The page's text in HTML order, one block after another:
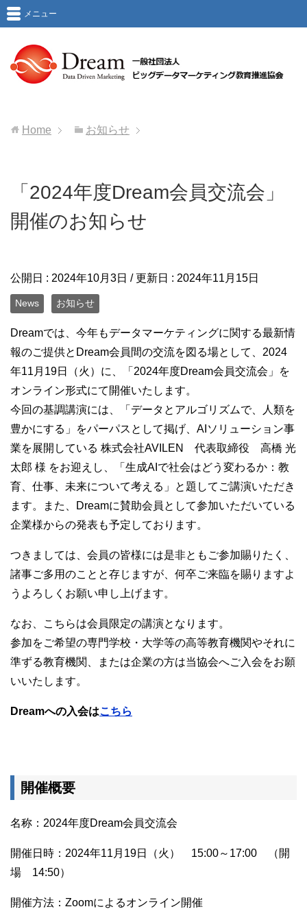
メニュー
Home お知らせ
「2024年度Dream会員交流会」
開催のお知らせ
公開日 : 2024年10月3日 / 更新日 : 2024年11月15日
News お知らせ
Dreamでは、今年もデータマーケティングに関する最新情
報のご提供とDream会員間の交流を図る場として、2024
年11月19日（火）に、「2024年度Dream会員交流会」を
オンライン形式にて開催いたします。
今回の基調講演には、「データとアルゴリズムで、人類を
豊かにする」をパーパスとして掲げ、AIソリューション事
業を展開している 株式会社AVILEN 代表取締役 高橋 光
太郎 様 をお迎えし、「生成AIで社会はどう変わるか：教
育、仕事、未来について考える」と題してご講演いただき
ます。また、Dreamに賛助会員として参加いただいている
企業様からの発表も予定しております。
つきましては、会員の皆様には是非ともご参加賜りたく、
諸事ご多用のことと存じますが、何卒ご来臨を賜りますよ
うよろしくお願い申し上げます。
なお、こちらは会員限定の講演となります。
参加をご希望の専門学校・大学等の高等教育機関やそれに
準ずる教育機関、または企業の方は当協会へご入会をお願
いいたします。
Dreamへの入会はこちら
開催概要
名称：2024年度Dream会員交流会
開催日時：2024年11月19日（火） 15:00～17:00 （開
場 14:50）
開催方法：Zoomによるオンライン開催